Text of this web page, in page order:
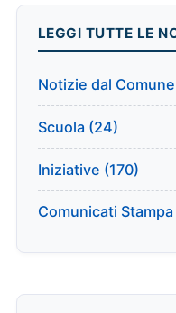
LEGGI TUTTE LE
Notizie dal
Scuola (24)
Iniziative (170)
Comunicati